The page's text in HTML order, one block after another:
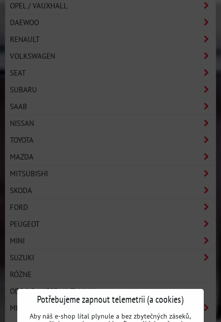
OPEL / VAUXHALL
DAEWOO
RENAULT
VOLKSWAGEN
SEAT
SUBARU
SAAB
NISSAN
TOYOTA
MAZDA
MITSUBISHI
SKODA
FORD
PEUGEOT
MINI
SUZUKI
RÓŻNE
ODBOJE, WIESZAKI TŁUMIKA
MERCEDES
Potřebujeme zapnout telemetrii (a cookies)
Aby náš e-shop lítal plynule a bez zbytečných záseků,